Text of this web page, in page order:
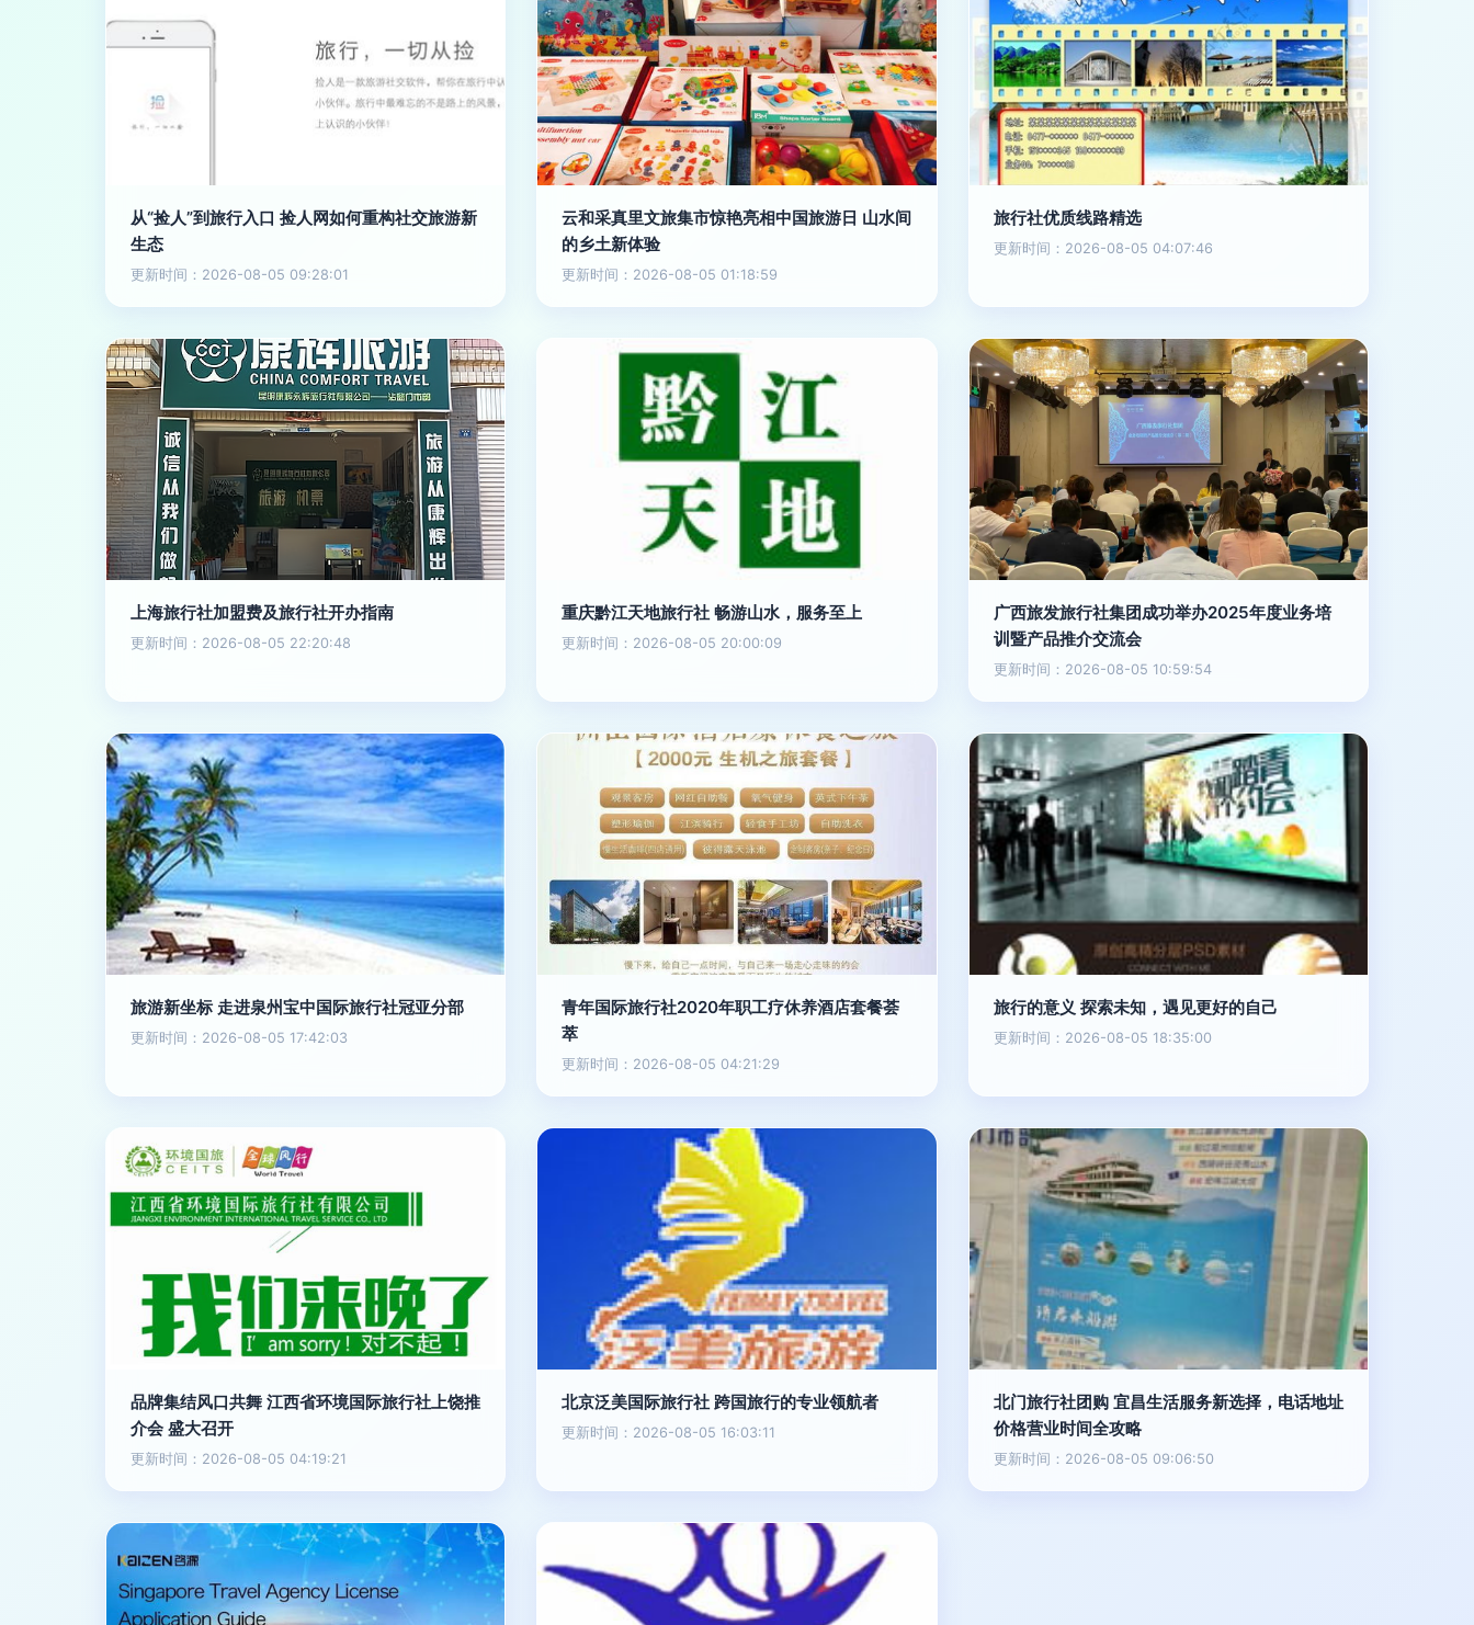
从“捡人”到旅行入口 捡人网如何重构社交旅游新
生态
更新时间：2026-08-05 09:28:01
云和采真里文旅集市惊艳亮相中国旅游日 山水间
的乡土新体验
更新时间：2026-08-05 01:18:59
旅行社优质线路精选
更新时间：2026-08-05 04:07:46
上海旅行社加盟费及旅行社开办指南
更新时间：2026-08-05 22:20:48
重庆黔江天地旅行社 畅游山水，服务至上
更新时间：2026-08-05 20:00:09
广西旅发旅行社集团成功举办2025年度业务培
训暨产品推介交流会
更新时间：2026-08-05 10:59:54
旅游新坐标 走进泉州宝中国际旅行社冠亚分部
更新时间：2026-08-05 17:42:03
青年国际旅行社2020年职工疗休养酒店套餐荟
萃
更新时间：2026-08-05 04:21:29
旅行的意义 探索未知，遇见更好的自己
更新时间：2026-08-05 18:35:00
品牌集结风口共舞 江西省环境国际旅行社上饶推
介会 盛大召开
更新时间：2026-08-05 04:19:21
北京泛美国际旅行社 跨国旅行的专业领航者
更新时间：2026-08-05 16:03:11
北门旅行社团购 宜昌生活服务新选择，电话地址
价格营业时间全攻略
更新时间：2026-08-05 09:06:50